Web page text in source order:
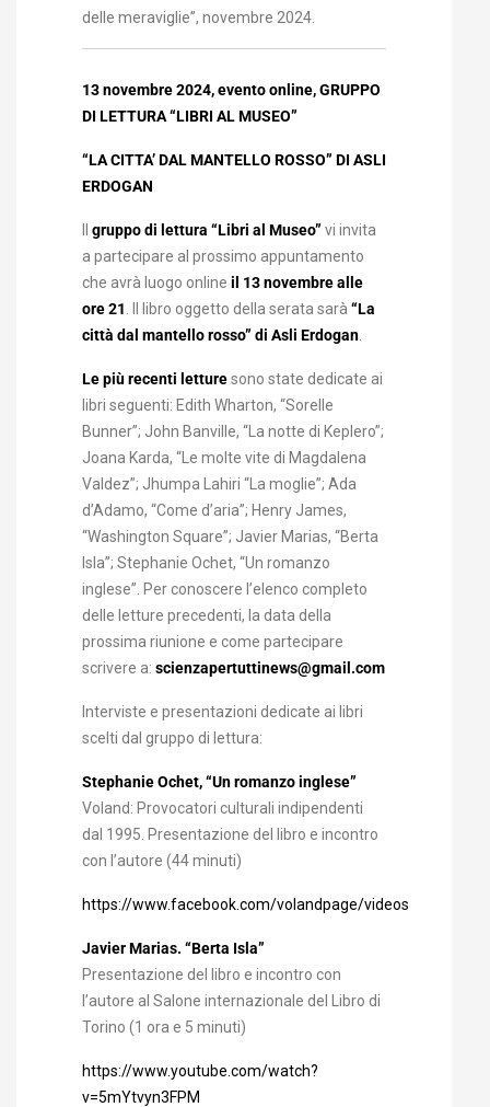
delle meraviglie”, novembre 2024.
13 novembre 2024, evento online, GRUPPO
DI LETTURA “LIBRI AL MUSEO”
“LA CITTA’ DAL MANTELLO ROSSO” DI ASLI
ERDOGAN
gruppo di lettura “Libri al Museo” vi invita
a partecipare al prossimo appuntamento
che avrà luogo online il 13 novembre alle
ore 21
. Il libro oggetto della serata sarà “La
città dal mantello rosso” di Asli Erdogan
Le più recenti letturesono state dedicate ai
libri seguenti: Edith Wharton, “Sorelle
Bunner”; John Banville, “La notte di Keplero”;
Joana Karda, “Le molte vite di Magdalena
Valdez”; Jhumpa Lahiri “La moglie”; Ada
d’Adamo, “Come d’aria”; Henry James,
“Washington Square”; Javier Marias, “Berta
Isla”; Stephanie Ochet, “Un romanzo
inglese”. Per conoscere l’elenco completo
delle letture precedenti, la data della
prossima riunione e come partecipare
scrivere a: scienzapertuttinews@gmail.com
Interviste e presentazioni dedicate ai libri
scelti dal gruppo di lettura:
Stephanie Ochet, “Un romanzo inglese”
Voland: Provocatori culturali indipendenti
dal 1995. Presentazione del libro e incontro
con l’autore (44 minuti)
https://www.facebook.com/volandpage/videos/
Javier Marias. “Berta Isla”
Presentazione del libro e incontro con
l’autore al Salone internazionale del Libro di
Torino (1 ora e 5 minuti)
https://www.youtube.com/watch?
v=5mYtvyn3FPM